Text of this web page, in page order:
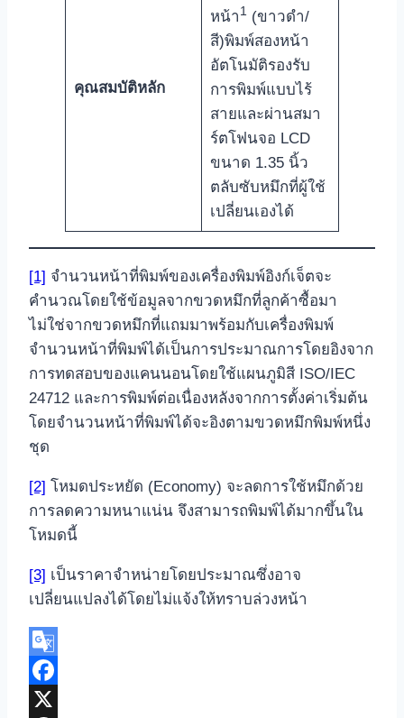
คุณสมบัติหลัก
หน้า1 (ขาวดำ/
สี)พิมพ์สองหน้า
อัตโนมัติรองรับ
การพิมพ์แบบไร้
สายและผ่านสมา
ร์ตโฟนจอ LCD
ขนาด 1.35 นิ้ว
ตลับซับหมึกที่ผู้ใช้
เปลี่ยนเองได้
[1] จำนวนหน้าที่พิมพ์ของเครื่องพิมพ์อิงก์เจ็ตจะ
คำนวณโดยใช้ข้อมูลจากขวดหมึกที่ลูกค้าซื้อมา
ไม่ใช่จากขวดหมึกที่แถมมาพร้อมกับเครื่องพิมพ์
จำนวนหน้าที่พิมพ์ได้เป็นการประมาณการโดยอิงจาก
การทดสอบของแคนนอนโดยใช้แผนภูมิสี ISO/IEC
24712 และการพิมพ์ต่อเนื่องหลังจากการตั้งค่าเริ่มต้น
โดยจำนวนหน้าที่พิมพ์ได้จะอิงตามขวดหมึกพิมพ์หนึ่ง
ชุด
[2] โหมดประหยัด (Economy) จะลดการใช้หมึกด้วย
การลดความหนาแน่น จึงสามารถพิมพ์ได้มากขึ้นใน
โหมดนี้
[3] เป็นราคาจำหน่ายโดยประมาณซึ่งอาจ
เปลี่ยนแปลงได้โดยไม่แจ้งให้ทราบล่วงหน้า
Google
Translate
Facebook